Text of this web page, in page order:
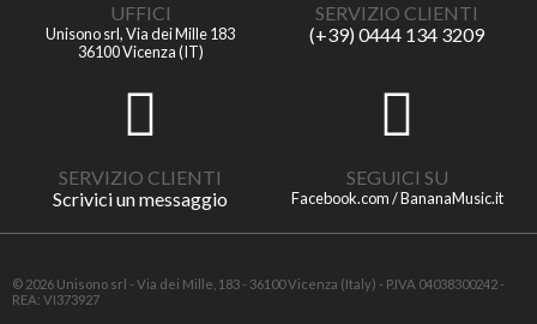
UFFICI
Unisono srl, Via dei Mille 183
36100 Vicenza (IT)
SERVIZIO CLIENTI
(+39) 0444 134 3209
SERVIZIO CLIENTI
Scrivici un messaggio
SEGUICI SU
Facebook.com / BananaMusic.it
© 2026 Unisono srl - Via dei Mille, 183 - 36100 Vicenza (Italy) - P.IVA 04038300242 -
REA: VI373927